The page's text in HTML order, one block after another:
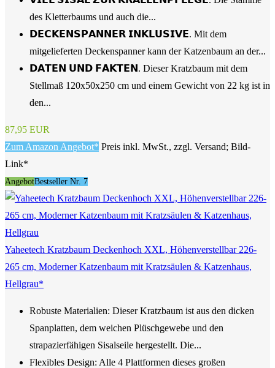
des Kletterbaums und auch die...
𝗗𝗘𝗖𝗞𝗘𝗡𝗦𝗣𝗔𝗡𝗡𝗘𝗥 𝗜𝗡𝗞𝗟𝗨𝗦𝗜𝗩𝗘. Mit dem
mitgelieferten Deckenspanner kann der Katzenbaum an der...
𝗗𝗔𝗧𝗘𝗡 𝗨𝗡𝗗 𝗙𝗔𝗞𝗧𝗘𝗡. Dieser Kratzbaum mit dem
Stellmaß 120x50x250 cm und einem Gewicht von 22 kg ist in
den...
87,95 EUR
Zum Amazon Angebot* Preis inkl. MwSt., zzgl. Versand; Bild-
Link*
AngebotBestseller Nr. 7
Yaheetech Kratzbaum Deckenhoch XXL, Höhenverstellbar 226-
265 cm, Moderner Katzenbaum mit Kratzsäulen & Katzenhaus,
Hellgrau*
Robuste Materialien: Dieser Kratzbaum ist aus den dicken
Spanplatten, dem weichen Plüschgewebe und den
strapazierfähigen Sisalseile hergestellt. Die...
Flexibles Design: Alle 4 Plattformen dieses großen